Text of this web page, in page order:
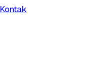
Kontak